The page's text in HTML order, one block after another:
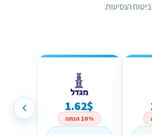
הנסיעות.
1.62$
10% הנחה